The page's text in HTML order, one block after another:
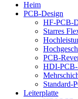
Heim
PCB-Design
HF-PCB-
Starres
PCB-
HDI-PCB-
Standard-
Leiterplatte